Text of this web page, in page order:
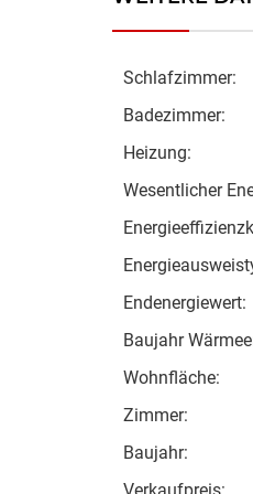
Schlafzimmer:
Badezimmer:
Heizung:
Wesentlicher
Endenergiewert:
Baujahr
Wohnfläche:
Zimmer:
Baujahr: